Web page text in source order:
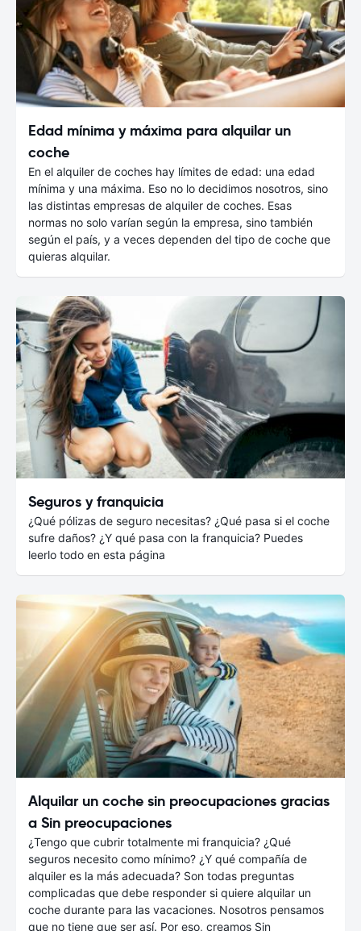
Edad mínima y máxima para alquilar un
coche
En el alquiler de coches hay límites de edad: una edad
mínima y una máxima. Eso no lo decidimos nosotros, sino
las distintas empresas de alquiler de coches. Esas
normas no solo varían según la empresa, sino también
según el país, y a veces dependen del tipo de coche que
quieras alquilar.
Seguros y franquicia
¿Qué pólizas de seguro necesitas? ¿Qué pasa si el coche
sufre daños? ¿Y qué pasa con la franquicia? Puedes
leerlo todo en esta página
Alquilar un coche sin preocupaciones gracias
a Sin preocupaciones
¿Tengo que cubrir totalmente mi franquicia? ¿Qué
seguros necesito como mínimo? ¿Y qué compañía de
alquiler es la más adecuada? Son todas preguntas
complicadas que debe responder si quiere alquilar un
coche durante para las vacaciones. Nosotros pensamos
que no tiene que ser así. Por eso, creamos Sin